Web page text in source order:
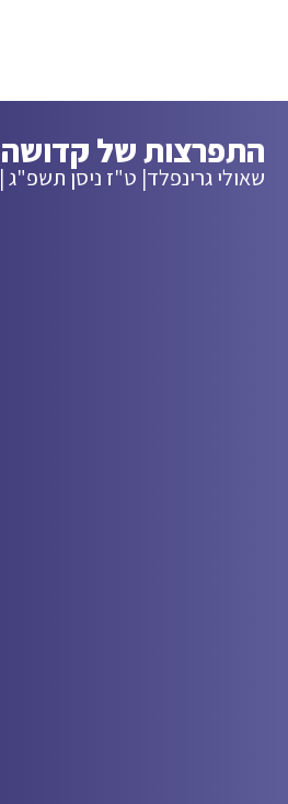
התפרצות של קדושה
שאולי גרינפלד| ט"ז ניסן תשפ"ג |